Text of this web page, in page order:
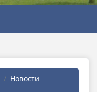
Новости